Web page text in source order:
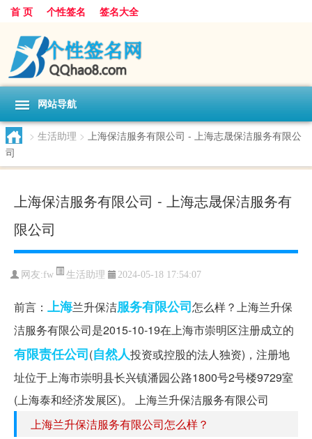
首 页 个性签名 签名大全
网站导航
> 生活助理 > 上海保洁服务有限公司 - 上海志晟保洁服务有限公
司
上海保洁服务有限公司 - 上海志晟保洁服务有
限公司
网友:fw 生活助理 2024-05-18 17:54:07
前言： 上海兰升保洁服务有限公司怎么样？上海兰升保
洁服务有限公司是2015-10-19在上海市崇明区注册成立的
有限责任公司(自然人投资或控股的法人独资)，注册地
址位于上海市崇明县长兴镇潘园公路1800号2号楼9729室
(上海泰和经济发展区)。 上海兰升保洁服务有限公司
上海兰升保洁服务有限公司怎么样？